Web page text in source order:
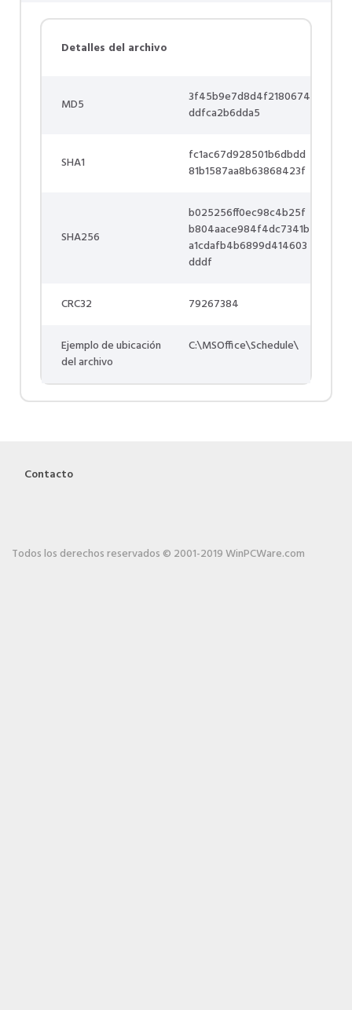
Detalles del archivo
MD5
3f45b9e7d8d4f2180674
ddfca2b6dda5
SHA1
fc1ac67d928501b6dbdd
81b1587aa8b63868423f
SHA256
b025256ff0ec98c4b25f
b804aace984f4dc7341b
a1cdafb4b6899d414603
dddf
CRC32 79267384
Ejemplo de ubicación
del archivo
C:\MSOffice\Schedule\
Contacto
Todos los derechos reservados © 2001-2019 WinPCWare.com